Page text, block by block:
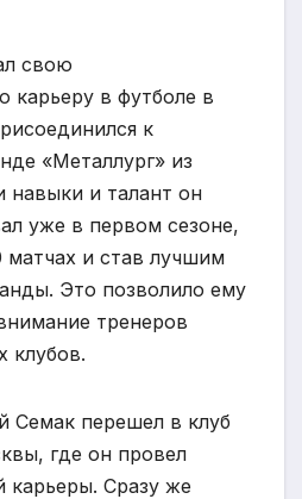
свою
карьеру в футболе в
к
«Металлург» из
навыки и талант он
уже в первом сезоне,
матчах и став лучшим
Это позволило ему
тренеров
клубов.
Семак перешел в клуб
где он провел
карьеры. Сразу же